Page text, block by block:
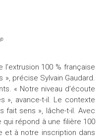
100 % française
précise Sylvain Gaudard.
« Notre niveau d’écoute
», avance-t-il. Le contexte
fait sens », lâche-t-il. Avec
répond à une filière 100
et à notre inscription dans